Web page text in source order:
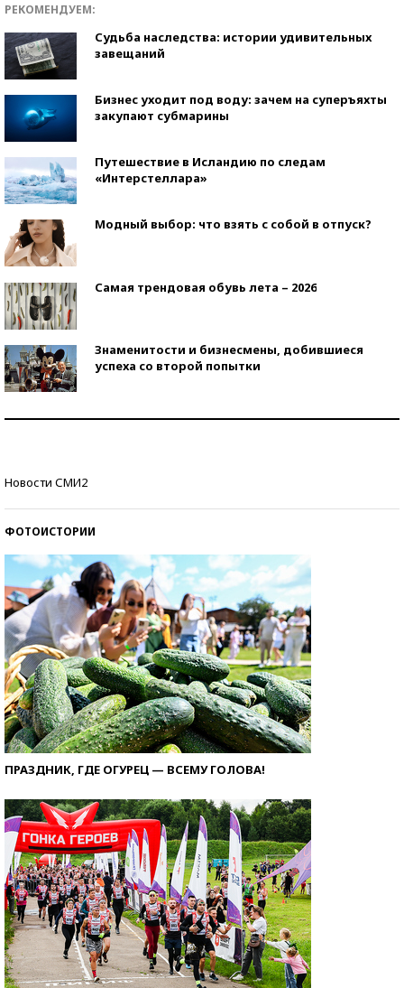
РЕКОМЕНДУЕМ:
Судьба наследства: истории удивительных
завещаний
Бизнес уходит под воду: зачем на суперъяхты
закупают субмарины
Путешествие в Исландию по следам
«Интерстеллара»
Модный выбор: что взять с собой в отпуск?
Самая трендовая обувь лета – 2026
Знаменитости и бизнесмены, добившиеся
успеха со второй попытки
Новости СМИ2
ФОТОИСТОРИИ
ПРАЗДНИК, ГДЕ ОГУРЕЦ — ВСЕМУ ГОЛОВА!